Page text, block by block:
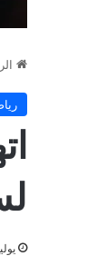
يوليو 5,